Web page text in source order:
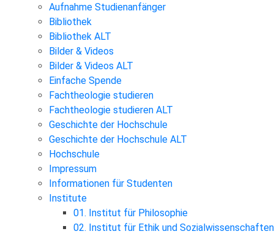
Aufnahme Studienanfänger
Bibliothek
Bibliothek ALT
Bilder & Videos
Bilder & Videos ALT
Einfache Spende
Fachtheologie studieren
Fachtheologie studieren ALT
Geschichte der Hochschule
Geschichte der Hochschule ALT
Hochschule
Impressum
Informationen für Studenten
Institute
01. Institut für Philosophie
02. Institut für Ethik und Sozialwissenschaften